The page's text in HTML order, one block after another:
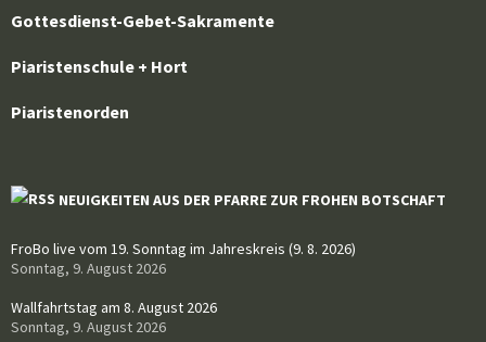
Gottesdienst-Gebet-Sakramente
Piaristenschule + Hort
Piaristenorden
NEUIGKEITEN AUS DER PFARRE ZUR FROHEN BOTSCHAFT
FroBo live vom 19. Sonntag im Jahreskreis (9. 8. 2026)
Sonntag, 9. August 2026
Wallfahrtstag am 8. August 2026
Sonntag, 9. August 2026